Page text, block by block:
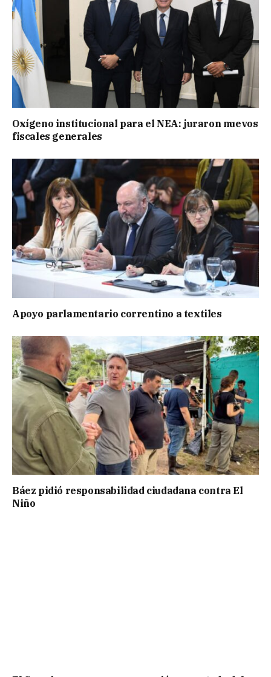
Oxígeno institucional para el NEA: juraron nuevos
fiscales generales
Apoyo parlamentario correntino a textiles
Báez pidió responsabilidad ciudadana contra El
Niño